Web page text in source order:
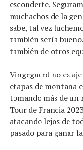
esconderte.
muchachos de la
sabe, tal vez
también sería
también de otros
Vingegaard no es
etapas de montaña
tomando más de un
Tour de Francia
atacando lejos de
pasado para ganar